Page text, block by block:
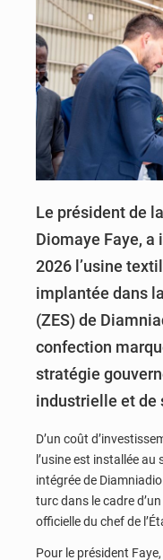
Le président de
Diomaye Faye, a
2026 l’usine
implantée dans
(ZES) de
confection
stratégie
industrielle et de
D’un coût
l’usine est installée
intégrée de
turc dans le cadre
officielle du chef de
Pour le président